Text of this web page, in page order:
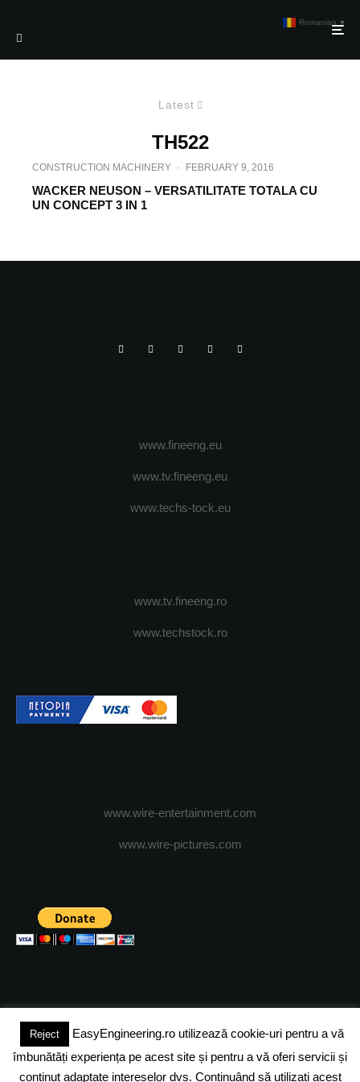
Latest
TH522
CONSTRUCTION MACHINERY · FEBRUARY 9, 2016
WACKER NEUSON – VERSATILITATE TOTALA CU
UN CONCEPT 3 IN 1
www.fineeng.eu
www.tv.fineeng.eu
www.techs-tock.eu
www.tv.fineeng.ro
www.techstock.ro
www.wire-entertainment.com
www.wire-pictures.com
(c) 2024 - FineEngineeringMagazine. All rights reserved.
DESPRE NOI ADVERTISING JOBS DESPRE COOKIES
Reject
EasyEngineering.ro utilizează cookie-uri pentru a vă
îmbunătăți experiența pe acest site și pentru a vă oferi servicii și
conținut adaptate intereselor dvs. Continuând să utilizați acest
Romanian ▼